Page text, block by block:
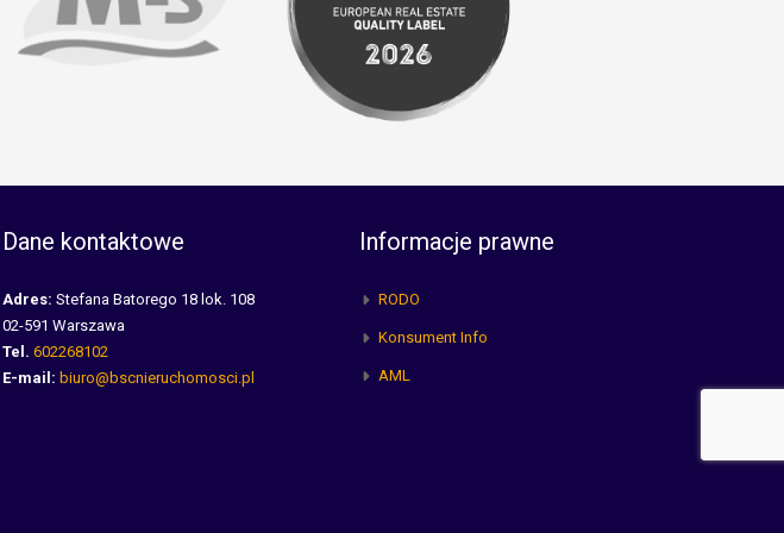
Dane kontaktowe
Adres: Stefana Batorego 18 lok. 108
02-591 Warszawa
Tel. 602268102
E-mail: biuro@bscnieruchomosci.pl
Informacje prawne
RODO
Konsument Info
AML